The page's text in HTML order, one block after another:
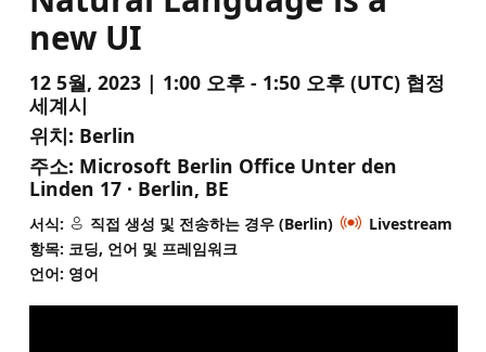
new UI
12 5월, 2023 | 1:00 오후 - 1:50 오후 (UTC) 협정
세계시
위치: Berlin
주소: Microsoft Berlin Office Unter den
Linden 17 · Berlin, BE
서식: 직접 생성 및 전송하는 경우 (Berlin)
Livestream
항목: 코딩, 언어 및 프레임워크
언어: 영어